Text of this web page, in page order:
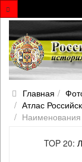
Главная
Атлас
Наименования
TOP 20: